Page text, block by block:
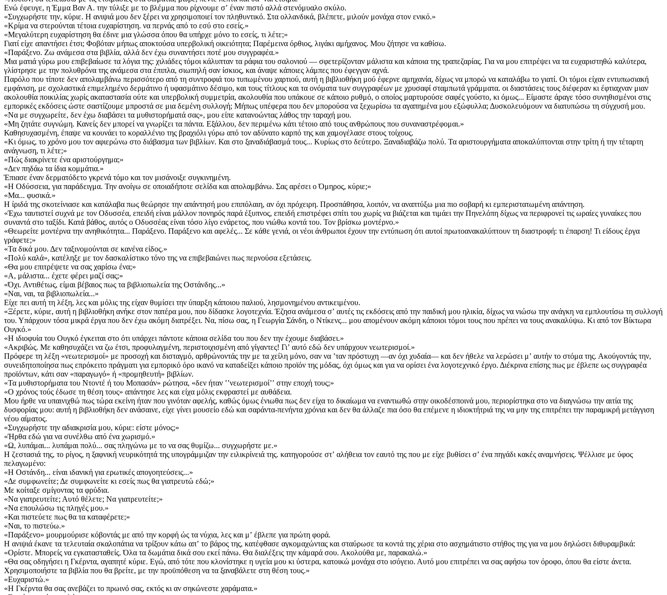
Ενώ έφευγε, η Έμμα Βαν Α. την τύλιξε με το βλέμμα που ρίχνουμε σʼ έναν πιστό αλλά στενόμυαλο σκύλο.
«Συγχωρήστε την, κύριε. Η ανιψιά μου δεν ξέρει να χρησιμοποιεί τον πληθυντικό. Στα ολλανδικά, βλέπετε, μιλούν μονάχα στον ενικό.»
«Κρίμα να στερούνται τέτοια ευχαρίστηση. να περνάς από το εσύ στο εσείς.»
«Μεγαλύτερη ευχαρίστηση θα έδινε μια γλώσσα όπου θα υπήρχε μόνο το εσείς, τι λέτε;»
Γιατί είχε απαντήσει έτσι; Φοβόταν μήπως αποκτούσα υπερβολική οικειότητα; Παρέμεινα όρθιος, λιγάκι αμήχανος. Μου ζήτησε να καθίσω.
«Παράξενο. Ζω ανάμεσα στα βιβλία, αλλά δεν έχω συναντήσει ποτέ μου συγγραφέα.»
Μια ματιά γύρω μου επιβεβαίωσε τα λόγια της: χιλιάδες τόμοι κάλυπταν τα ράφια του σαλονιού — σφετερίζονταν μάλιστα και κάποια της τραπεζαρίας. Για να μου επιτρέψει να τα ευχαριστηθώ καλύτερα,
γλίστρησε με την πολυθρόνα της ανάμεσα στα έπιπλα, σιωπηλή σαν ίσκιος, και άναψε κάποιες λάμπες που έφεγγαν αχνά.
Παρόλο που τίποτε δεν απολαμβάνω περισσότερο από τη συντροφιά του τυπωμένου χαρτιού, αυτή η βιβλιοθήκη μού έφερνε αμηχανία, δίχως να μπορώ να καταλάβω το γιατί. Οι τόμοι είχαν εντυπωσιακή
εμφάνιση, με σχολαστικά επιμελημένο δερμάτινο ή υφασμάτινο δέσιμο, και τους τίτλους και τα ονόματα των συγγραφέων με χρυσαφί σταμπωτά γράμματα. οι διαστάσεις τους διέφεραν κι έφτιαχναν μιαν
ακολουθία ποικιλίας χωρίς ακαταστασία ούτε και υπερβολική συμμετρία, ακολουθία που υπάκουε σε κάποιο ρυθμό, ο οποίος μαρτυρούσε σαφές γούστο, κι όμως... Είμαστε άραγε τόσο συνηθισμένοι στις
εμπορικές εκδόσεις ώστε σαστίζουμε μπροστά σε μια δεμένη συλλογή; Μήπως υπέφερα που δεν μπορούσα να ξεχωρίσω τα αγαπημένα μου εξώφυλλα; Δυσκολευόμουν να διατυπώσω τη σύγχυσή μου.
«Να με συγχωρείτε, δεν έχω διαβάσει τα μυθιστορήματά σας», μου είπε κατανοώντας λάθος την ταραχή μου.
«Μη ζητάτε συγνώμη. Κανείς δεν μπορεί να γνωρίζει τα πάντα. Εξάλλου, δεν περιμένω κάτι τέτοιο από τους ανθρώπους που συναναστρέφομαι.»
Καθησυχασμένη, έπαψε να κουνάει το κοραλλένιο της βραχιόλι γύρω από τον αδύνατο καρπό της και χαμογέλασε στους τοίχους.
«Κι όμως, το χρόνο μου τον αφιερώνω στο διάβασμα των βιβλίων. Και στο ξαναδιάβασμά τους... Κυρίως στο δεύτερο. Ξαναδιαβάζω πολύ. Τα αριστουργήματα αποκαλύπτονται στην τρίτη ή την τέταρτη
ανάγνωση, τι λέτε;»
«Πώς διακρίνετε ένα αριστούργημα;»
«Δεν πηδάω τα ίδια κομμάτια.»
Έπιασε έναν δερματόδετο γκρενά τόμο και τον μισάνοιξε συγκινημένη.
«Η Οδύσσεια, για παράδειγμα. Την ανοίγω σε οποιαδήποτε σελίδα και απολαμβάνω. Σας αρέσει ο Όμηρος, κύριε;»
«Μα... φυσικά.»
Η ίριδά της σκοτείνιασε και κατάλαβα πως θεώρησε την απάντησή μου επιπόλαιη, αν όχι πρόχειρη. Προσπάθησα, λοιπόν, να αναπτύξω μια πιο σοβαρή κι εμπεριστατωμένη απάντηση.
«Έχω ταυτιστεί συχνά με τον Οδυσσέα, επειδή είναι μάλλον πονηρός παρά έξυπνος, επειδή επιστρέφει σπίτι του χωρίς να βιάζεται και τιμάει την Πηνελόπη δίχως να περιφρονεί τις ωραίες γυναίκες που
συναντά στο ταξίδι. Κατά βάθος, αυτός ο Οδυσσέας είναι τόσο λίγο ενάρετος, που νιώθω κοντά του. Τον βρίσκω μοντέρνο.»
«Θεωρείτε μοντέρνα την ανηθικότητα... Παράξενο. Παράξενο και αφελές... Σε κάθε γενιά, οι νέοι άνθρωποι έχουν την εντύπωση ότι αυτοί πρωτοανακαλύπτουν τη δια­στροφή: τι έπαρση! Τι είδους έργα
γράφετε;»
«Τα δικά μου. Δεν ταξινομούνται σε κανένα είδος.»
«Πολύ καλά», κατέληξε με τον δασκαλίστικο τόνο της να επιβεβαιώνει πως περνούσα εξετάσεις.
«Θα μου επιτρέψετε να σας χαρίσω ένα;»
«Α, μάλιστα... έχετε φέρει μαζί σας;»
«Όχι. Αντιθέτως, είμαι βέβαιος πως τα βιβλιοπωλεία της Οστάνδης...»
«Ναι, ναι, τα βιβλιοπωλεία...»
Είχε πει αυτή τη λέξη, λες και μόλις της είχαν θυμίσει την ύπαρξη κάποιου παλιού, λησμονημένου αντικειμένου.
«Ξέρετε, κύριε, αυτή η βιβλιοθήκη ανήκε στον πατέρα μου, που δίδασκε λογοτεχνία. Έζησα ανάμεσα σʼ αυτές τις εκδόσεις από την παιδική μου ηλικία, δίχως να νιώσω την ανάγκη να εμπλουτίσω τη συλλογή
του. Υπάρχουν τόσα μικρά έργα που δεν έχω ακόμη διατρέξει. Να, πίσω σας, η Γεωργία Σάνδη, ο Ντίκενς... μου απομένουν ακόμη κάποιοι τόμοι τους που πρέπει να τους ανακαλύψω. Κι από τον Βίκτωρα
Ουγκό.»
«Η ιδιοφυία του Ουγκό έγκειται στο ότι υπάρχει πάντοτε κάποια σελίδα του που δεν την έχουμε διαβάσει.»
«Ακριβώς. Με καθησυχάζει να ζω έτσι, προφυλαγμένη, περιστοιχισμένη από γίγαντες! Γιʼ αυτό εδώ δεν υπάρχουν νεωτερισμοί.»
Πρόφερε τη λέξη «νεωτερισμοί» με προσοχή και δισταγμό, αρθρώνοντάς την με τα χείλη μόνο, σαν να ʼταν πρόστυχη —αν όχι χυδαία— και δεν ήθελε να λερώσει μʼ αυτήν το στόμα της. Ακούγοντάς την,
συνειδητοποίησα πως επρόκειτο πράγματι για εμπορικό όρο ικανό να καταδείξει κάποιο προϊόν της μόδας, όχι όμως και για να ορίσει ένα λογοτεχνικό έργο. Διέκρινα επίσης πως με έβλεπε ως συγγραφέα
προϊόντων, κάτι σαν «παραγωγό» ή «προμηθευτή» βιβλίων.
«Τα μυθιστορήματα του Ντοντέ ή του Μοπασάν» ρώτησα, «δεν ήταν ʽʽνεωτερισμοίʼʼ στην εποχή τους;»
«Ο χρόνος τούς έδωσε τη θέση τους» απάντησε λες και είχα μόλις εκφραστεί με αυθάδεια.
Μου ήρθε να υπαινιχθώ πως τώρα εκείνη ήταν που γινόταν αφελής, καθώς όμως ένιωθα πως δεν είχα το δικαίωμα να εναντιωθώ στην οικοδέσποινά μου, περιορίστηκα στο να διαγνώσω την αιτία της
δυσφορίας μου: αυτή η βιβλιοθήκη δεν ανάσαινε, είχε γίνει μουσείο εδώ και σαράντα-πενήντα χρόνια και δεν θα άλλαζε πια όσο θα επέμενε η ιδιοκτήτριά της να μην της επιτρέπει την παραμικρή μετάγγιση
νέου αίματος.
«Συγχωρήστε την αδιακρισία μου, κύριε: είστε μόνος;»
«Ήρθα εδώ για να συνέλθω από ένα χωρισμό.»
«Ω, λυπάμαι... λυπάμαι πολύ... σας πληγώνω με το να σας θυμίζω... συγχωρήστε με.»
Η ζεστασιά της, το ρίγος, η ξαφνική νευρικότητά της υπογράμμιζαν την ειλικρίνειά της. κατηγορούσε στʼ αλήθεια τον εαυτό της που με είχε βυθίσει σʼ ένα πηγάδι κακές αναμνήσεις. Ψέλλισε με ύφος
πελαγωμένο:
«Η Οστάνδη... είναι ιδανική για ερωτικές απογοητεύσεις...»
«Δε συμφωνείτε; Δε συμφωνείτε κι εσείς πως θα γιατρευτώ εδώ;»
Με κοίταξε σμίγοντας τα φρύδια.
«Να γιατρευτείτε; Αυτό θέλετε; Να γιατρευτείτε;»
«Να επουλώσω τις πληγές μου.»
«Και πιστεύετε πως θα τα καταφέρετε;»
«Ναι, το πιστεύω.»
«Παράξενο» μουρμούρισε κόβοντάς με από την κορφή ώς τα νύχια, λες και μʼ έβλεπε για πρώτη φορά.
Η ανιψιά έκανε τα τελευταία σκαλοπάτια να τρίξουν κάτω απʼ το βάρος της, κατέφθασε αγκομαχώντας και σταύρωσε τα κοντά της χέρια στο ασχημάτιστο στήθος της για να μου δηλώσει διθυραμβικά:
«Ορίστε. Μπορείς να εγκατασταθείς. Όλα τα δωμάτια δικά σου εκεί πάνω. Θα διαλέξεις την κάμαρά σου. Ακολούθα με, παρακαλώ.»
«Θα σας οδηγήσει η Γκέρντα, αγαπητέ κύριε. Εγώ, από τότε που κλονίστηκε η υγεία μου κι ύστερα, κατοικώ μονάχα στο ισόγειο. Αυτό μου επιτρέπει να σας αφήσω τον όροφο, όπου θα είστε άνετα.
Χρησιμοποιήστε τα βιβλία που θα βρείτε, με την προϋπόθεση να τα ξαναβάλετε στη θέση τους.»
«Ευχαριστώ.»
«Η Γκέρντα θα σας ανεβάζει το πρωινό σας, εκτός κι αν σηκώνεστε χαράματα.»